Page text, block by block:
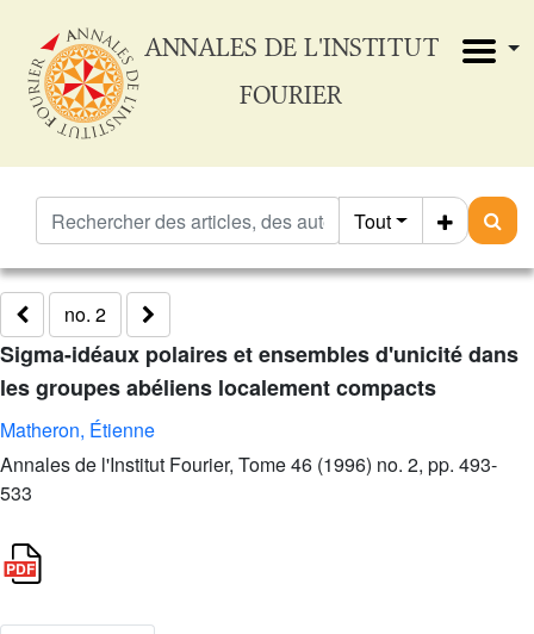
ANNALES DE L'INSTITUT
FOURIER
Tout
no. 2
Sigma-idéaux polaires et ensembles d'unicité dans
les groupes abéliens localement compacts
Matheron, Étienne
Annales de l'Institut Fourier, Tome 46 (1996) no. 2, pp. 493-
533